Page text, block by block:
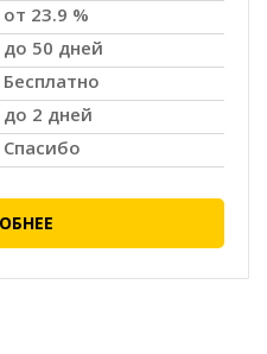
от 23.9 %
до 50 дней
Бесплатно
до 2 дней
Спасибо